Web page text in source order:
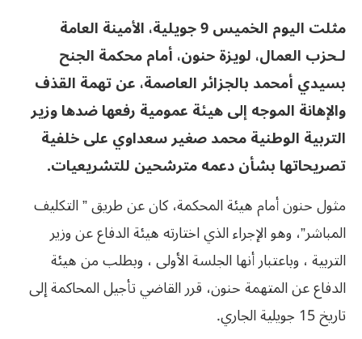
مثلت اليوم الخميس 9 جويلية، الأمينة العامة
لـحزب العمال، لويزة حنون، أمام محكمة الجنح
بسيدي أمحمد بالجزائر العاصمة، عن تهمة القذف
والإهانة الموجه إلى هيئة عمومية رفعها ضدها وزير
التربية الوطنية محمد صغير سعداوي على خلفية
تصريحاتها بشأن دعمه مترشحين للتشريعيات.
مثول حنون أمام هيئة المحكمة، كان عن طريق ” التكليف
المباشر”، وهو الإجراء الذي اختارته هيئة الدفاع عن وزير
التربية ، وباعتبار أنها الجلسة الأولى ، وبطلب من هيئة
الدفاع عن المتهمة حنون، قرر القاضي تأجيل المحاكمة إلى
تاريخ 15 جويلية الجاري.